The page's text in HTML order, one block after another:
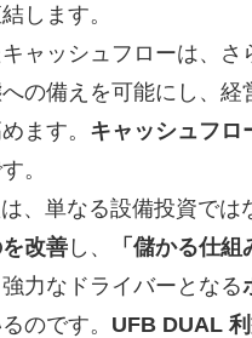
します。
ャッシュフローは、さ
の備えを可能にし、経
ます。 キャッシュフロ
。
、単なる設備投資では
改善し、 「儲かる仕組
力なドライバーとなる
のです。 UFB DUAL